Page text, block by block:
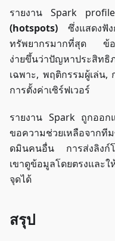
รายงาน Spark
(hotspots) ซึ่งแสดงฟั
ทรัพยากรมากที่สุด ข้อ
ง่ายขึ้นว่าปัญหาประสิทธิ
เฉพาะ, พฤติกรรมผู้เล่น,
การตั้งค่าเซิร์ฟเวอร์
รายงาน Spark ถูกออก
ขอความช่วยเหลือจากที
ดมินคนอื่น การส่งลิงก์โ
เขาดูข้อมูลโดยตรงและ
จุดได้
สรุป